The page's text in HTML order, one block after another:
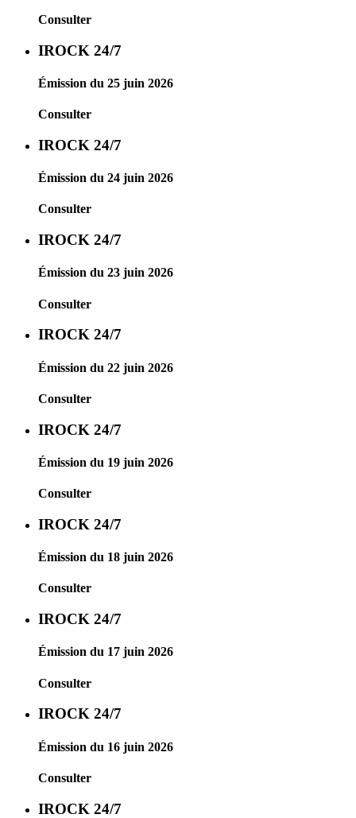
Consulter
IROCK 24/7
Émission du 25 juin 2026
Consulter
IROCK 24/7
Émission du 24 juin 2026
Consulter
IROCK 24/7
Émission du 23 juin 2026
Consulter
IROCK 24/7
Émission du 22 juin 2026
Consulter
IROCK 24/7
Émission du 19 juin 2026
Consulter
IROCK 24/7
Émission du 18 juin 2026
Consulter
IROCK 24/7
Émission du 17 juin 2026
Consulter
IROCK 24/7
Émission du 16 juin 2026
Consulter
IROCK 24/7